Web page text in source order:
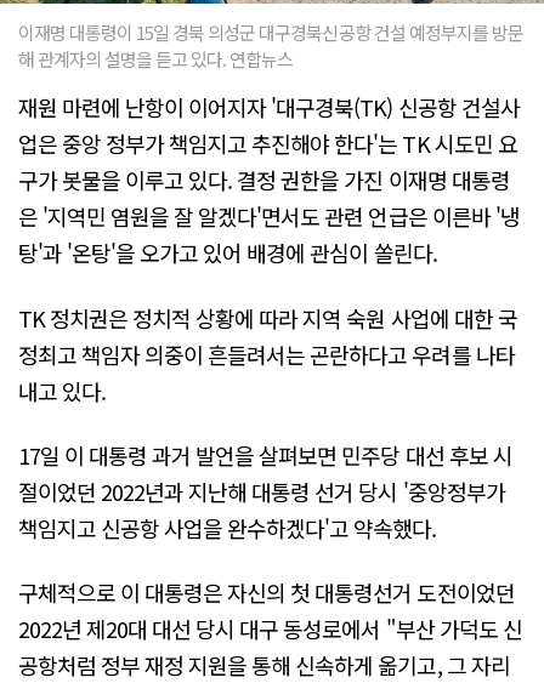
이재명 대통령이 15일 경북 의성군 대구경북신공항 건설 예정부지를 방문
해 관계자의 설명을 듣고 있다. 연합뉴스
재원 마련에 난항이 이어지자 '대구경북(TK) 신공항 건설사
업은 중앙 정부가 책임지고 추진해야 한다'는 TK 시도민 요
구가 봇물을 이루고 있다. 결정 권한을 가진 이재명 대통령
은 '지역민 염원을 잘 알겠다'면서도 관련 언급은 이른바 '냉
탕'과 '온탕'을 오가고 있어 배경에 관심이 쏠린다.
TK 정치권은 정치적 상황에 따라 지역 숙원 사업에 대한 국
정최고 책임자 의중이 흔들려서는 곤란하다고 우려를 나타
내고 있다.
17일 이 대통령 과거 발언을 살펴보면 민주당 대선 후보 시
절이었던 2022년과 지난해 대통령 선거 당시 '중앙정부가
책임지고 신공항 사업을 완수하겠다'고 약속했다.
구체적으로 이 대통령은 자신의 첫 대통령선거 도전이었던
2022년 제20대 대선 당시 대구 동성로에서 "부산 가덕도 신
공항처럼 정부 재정 지원을 통해 신속하게 옮기고, 그 자리